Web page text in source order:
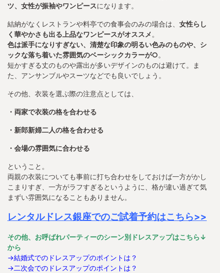
ツ、女性が振袖やワンピースになります。
結納がなくレストランや料亭での食事会のみの場合は、 女性らし
く華やかさも出る上品なワンピースがオススメ 。
色は派手になりすぎない、清楚な印象の明るい色みのものや、シ
ックな落ち着いた雰囲気のベーシックカラーが○。
短かすぎる丈のものや露出が多いデザインのものは避けて。ま
た、アンサンブルやスーツなどでも良いでしょう。
その他、衣装を選ぶ際の注意点としては、
・両家で衣装の格を合わせる
・新郎新婦二人の格を合わせる
・会場の雰囲気に合わせる
ということ。
両親の衣装についても事前に打ち合わせをしておけば一方がかし
こまりすぎ、一方がラフすぎるというように、格が違い過ぎて気
まずい雰囲気になることもありません。
レンタルドレス銀座でのご試着予約はこちら>>
その他、お呼ばれパーティーのシーン別ドレスアップはこちら↓
から
→結婚式でのドレスアップのポイントは？
→二次会でのドレスアップのポイントは？